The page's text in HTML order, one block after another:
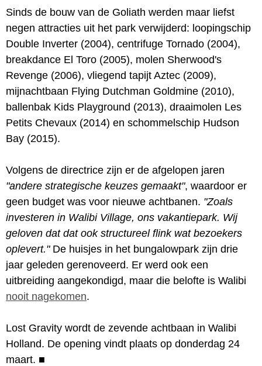
Sinds de bouw van de Goliath werden maar liefst
negen attracties uit het park verwijderd: loopingschip
Double Inverter (2004), centrifuge Tornado (2004),
breakdance El Toro (2005), molen Sherwood's
Revenge (2006), vliegend tapijt Aztec (2009),
mijnachtbaan Flying Dutchman Goldmine (2010),
ballenbak Kids Playground (2013), draaimolen Les
Petits Chevaux (2014) en schommelschip Hudson
Bay (2015).
Volgens de directrice zijn er de afgelopen jaren
"andere strategische keuzes gemaakt", waardoor er
geen budget was voor nieuwe achtbanen. "Zoals
investeren in Walibi Village, ons vakantiepark. Wij
geloven dat dat ook structureel flink wat bezoekers
oplevert."De huisjes in het bungalowpark zijn drie
jaar geleden gerenoveerd. Er werd ook een
uitbreiding aangekondigd, maar die belofte is Walibi
nooit nagekomen.
Lost Gravity wordt de zevende achtbaan in Walibi
Holland. De opening vindt plaats op donderdag 24
maart. ■